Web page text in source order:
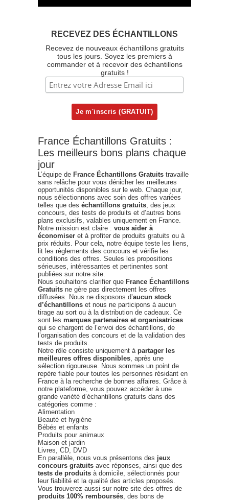
RECEVEZ DES ÉCHANTILLONS
Recevez de nouveaux échantillons gratuits
tous les jours. Soyez les premiers à
commander et à recevoir des échantillons
gratuits !
France Échantillons Gratuits :
Les meilleurs bons plans chaque
jour
L’équipe de France Échantillons Gratuits travaille
sans relâche pour vous dénicher les meilleures
opportunités disponibles sur le web. Chaque jour,
nous sélectionnons avec soin des offres variées
telles que des échantillons gratuits , des jeux
concours, des tests de produits et d’autres bons
plans exclusifs, valables uniquement en France.
Notre mission est claire : vous aider à
économiser et à profiter de produits gratuits ou à
prix réduits. Pour cela, notre équipe teste les liens,
lit les règlements des concours et vérifie les
conditions des offres. Seules les propositions
sérieuses, intéressantes et pertinentes sont
publiées sur notre site.
Nous souhaitons clarifier que France Échantillons
Gratuits ne gère pas directement les offres
diffusées. Nous ne disposons d’aucun stock
d’échantillons et nous ne participons à aucun
tirage au sort ou à la distribution de cadeaux. Ce
sont les marques partenaires et organisatrices
qui se chargent de l’envoi des échantillons, de
l’organisation des concours et de la validation des
tests de produits.
Notre rôle consiste uniquement à partager les
meilleures offres disponibles , après une
sélection rigoureuse. Nous sommes un point de
repère fiable pour toutes les personnes résidant en
France à la recherche de bonnes affaires. Grâce à
notre plateforme, vous pouvez accéder à une
grande variété d’échantillons gratuits dans des
catégories comme :
Alimentation
Beauté et hygiène
Bébés et enfants
Produits pour animaux
Maison et jardin
Livres, CD, DVD
En parallèle, nous vous présentons des jeux
concours gratuits avec réponses, ainsi que des
tests de produits à domicile, sélectionnés pour
leur fiabilité et la qualité des articles proposés.
Vous trouverez aussi sur notre site des offres de
produits 100% remboursés , des bons de